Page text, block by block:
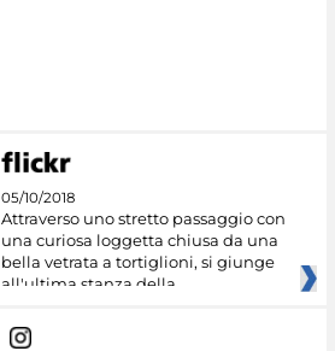
05/10/2018
Attraverso uno stretto passaggio con
una curiosa loggetta chiusa da una
bella vetrata a tortiglioni, si giunge
all'ultima stanza della